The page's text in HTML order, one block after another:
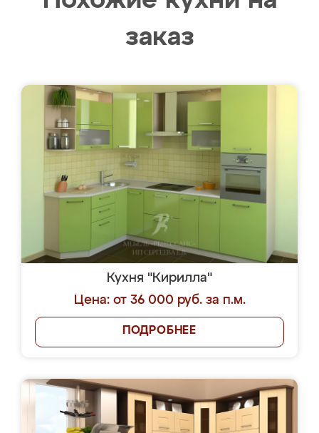
заказ
Кухня "Кирилла"
Цена: от 36 000 руб. за п.м.
ПОДРОБНЕЕ